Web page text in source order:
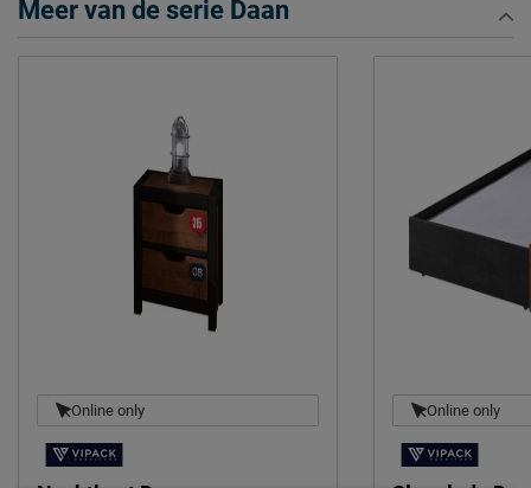
Garantie
2 jaar garantie volgens CBW
voorwaarden
Leveranciersinformatie
Meulebeeksestraat 51,
Meer van de serie Daan
Online only Online only